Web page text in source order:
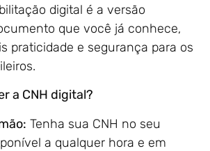
digital é a versão
que você já conhece,
praticidade e segurança para os
a CNH digital?
Tenha sua CNH no seu
a qualquer hora e em